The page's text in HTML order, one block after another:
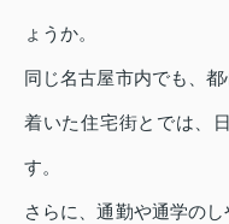
ょうか。
同じ名古屋市内でも、
着いた住宅街とでは、
す。
さらに、通勤や通学の